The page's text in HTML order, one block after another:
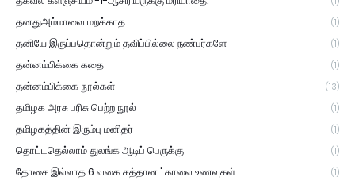
தனதுஅம்மாவை மறக்காத..... (1)
தனியே இருப்பதொன்றும் தவிப்பில்லை நண்பர்களே (1)
தன்னம்பிக்கை கதை (1)
தன்னம்பிக்கை நூல்கள் (13)
தமிழக அரசு பரிசு பெற்ற நூல் (1)
தமிழகத்தின் இரும்பு மனிதர் (1)
தொட்டதெல்லாம் துலங்க ஆடிப் பெருக்கு (1)
தோசை இல்லாத 6 வகை சத்தான ' காலை உணவுகள் (1)